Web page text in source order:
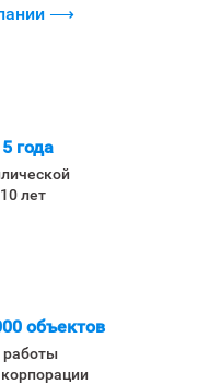
⟶
года
лет
объектов
работы